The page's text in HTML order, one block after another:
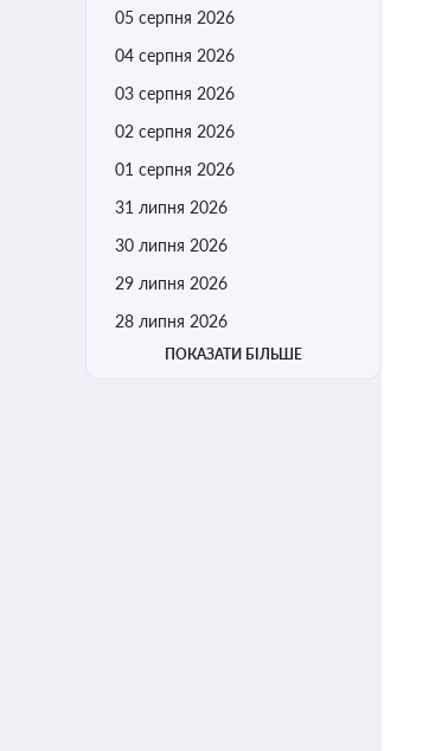
05 серпня 2026
04 серпня 2026
03 серпня 2026
02 серпня 2026
01 серпня 2026
31 липня 2026
30 липня 2026
29 липня 2026
28 липня 2026
ПОКАЗАТИ БІЛЬШЕ